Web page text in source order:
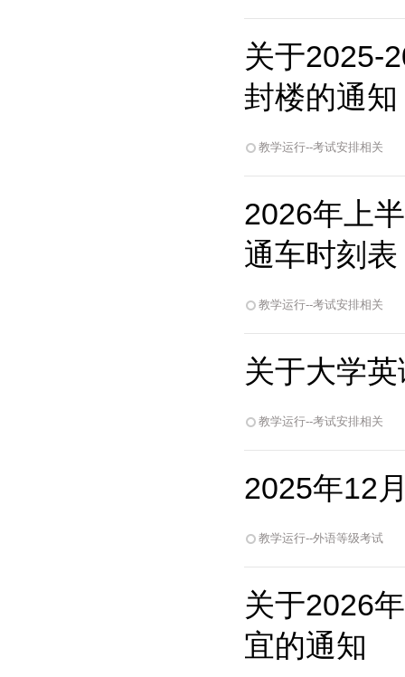
关于2025-
封楼的通知
教学运行--考试安排相关
2026年上
通车时刻表
教学运行--考试安排相关
关于大学
教学运行--考试安排相关
2025年12
教学运行--外语等级考试
关于2026
宜的通知